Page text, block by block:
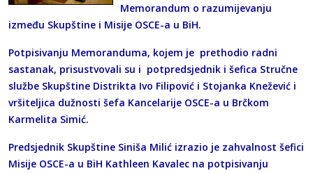
Memorandum o razumijevanju
između Skupštine i Misije OSCE-a u BiH.
Potpisivanju Memoranduma, kojem je prethodio radni
sastanak, prisustvovali su i potpredsjednik i šefica Stručne
službe Skupštine Distrikta Ivo Filipović i Stojanka Knežević i
vršiteljica dužnosti šefa Kancelarije OSCE-a u Brčkom
Karmelita Simić.
Predsjednik Skupštine Siniša Milić izrazio je zahvalnost šefici
Misije OSCE-a u BiH Kathleen Kavalec na potpisivanju